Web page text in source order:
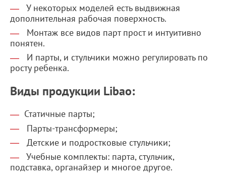
У некоторых моделей есть выдвижная
дополнительная рабочая поверхность.
Монтаж все видов парт прост и интуитивно
понятен.
И парты, и стульчики можно регулировать по
росту ребенка.
Виды продукции Libao:
Статичные парты;
Парты-трансформеры;
Детские и подростковые стульчики;
Учебные комплекты: парта, стульчик,
подставка, органайзер и многое другое.